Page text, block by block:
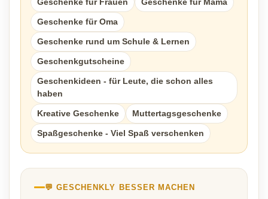
Geschenke für Oma
Geschenke rund um Schule & Lernen
Geschenkgutscheine
Geschenkideen - für Leute, die schon alles
haben
Kreative Geschenke Muttertagsgeschenke
Spaßgeschenke - Viel Spaß verschenken
💬 GESCHENKLY BESSER MACHEN